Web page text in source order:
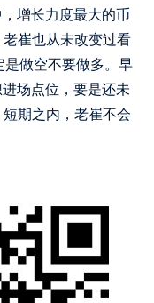
增长力度最大的币
崔也从未改变过看
做空不要做多。早
场点位，要是还未
期之内，老崔不会